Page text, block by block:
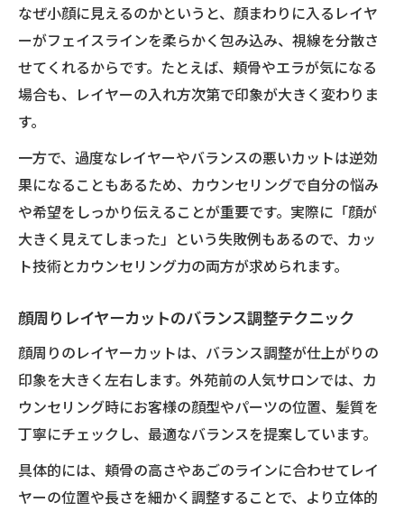
なぜ小顔に見えるのかというと、顔まわりに入るレイヤ
ーがフェイスラインを柔らかく包み込み、視線を分散さ
せてくれるからです。たとえば、頬骨やエラが気になる
場合も、レイヤーの入れ方次第で印象が大きく変わりま
す。
一方で、過度なレイヤーやバランスの悪いカットは逆効
果になることもあるため、カウンセリングで自分の悩み
や希望をしっかり伝えることが重要です。実際に「顔が
大きく見えてしまった」という失敗例もあるので、カッ
ト技術とカウンセリング力の両方が求められます。
顔周りレイヤーカットのバランス調整テクニック
顔周りのレイヤーカットは、バランス調整が仕上がりの
印象を大きく左右します。外苑前の人気サロンでは、カ
ウンセリング時にお客様の顔型やパーツの位置、髪質を
丁寧にチェックし、最適なバランスを提案しています。
具体的には、頬骨の高さやあごのラインに合わせてレイ
ヤーの位置や長さを細かく調整することで、より立体的